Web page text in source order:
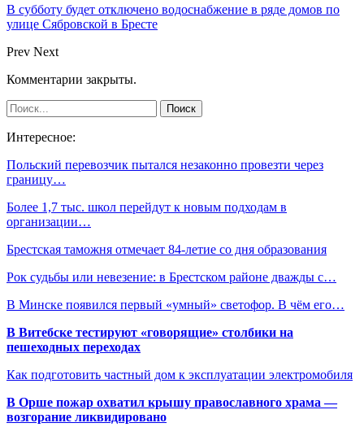
В субботу будет отключено водоснабжение в ряде домов по
улице Сябровской в Бресте
Prev Next
Комментарии закрыты.
Интересное:
Польский перевозчик пытался незаконно провезти через
границу…
Более 1,7 тыс. школ перейдут к новым подходам в
организации…
Брестская таможня отмечает 84-летие со дня образования
Рок судьбы или невезение: в Брестском районе дважды с…
В Минске появился первый «умный» светофор. В чём его…
В Витебске тестируют «говорящие» столбики на
пешеходных переходах
Как подготовить частный дом к эксплуатации электромобиля
В Орше пожар охватил крышу православного храма —
возгорание ликвидировано